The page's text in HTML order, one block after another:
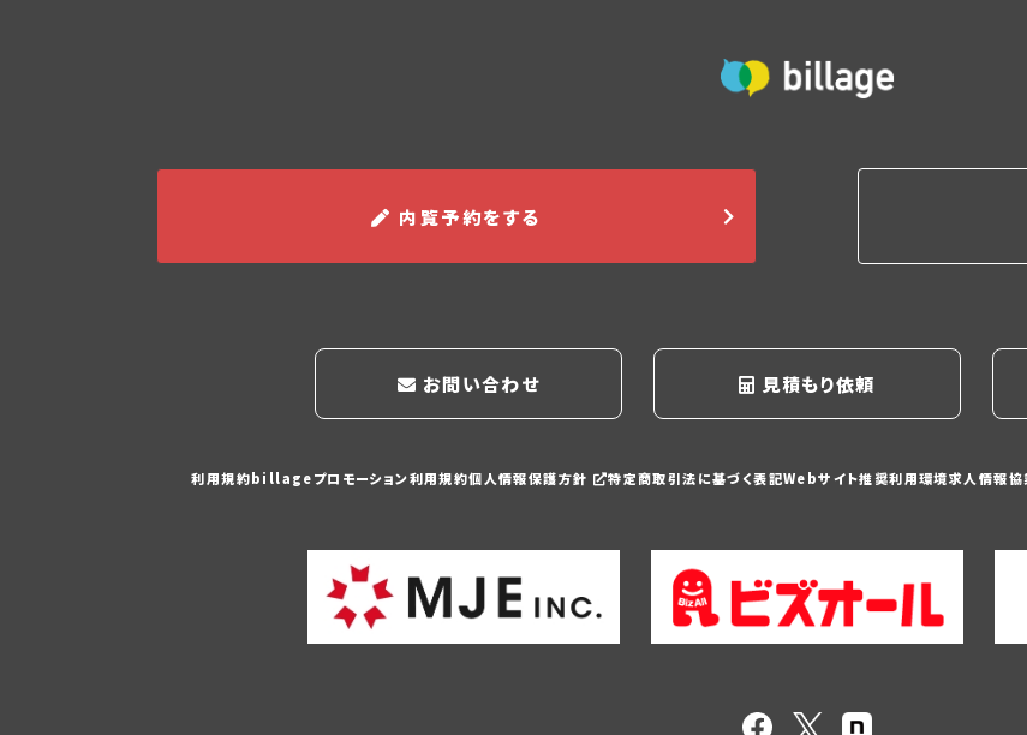
内覧予約をする
お問い合わせ 見積もり依頼
利用規約billageプロモーション利用規約個人情報保護方針 特定商取引法に基づく表記Webサイト推奨利用環境求人情報協